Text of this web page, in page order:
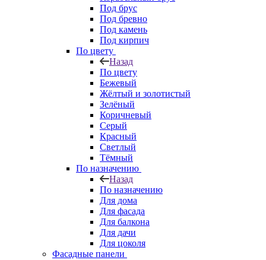
Под брус
Под бревно
Под камень
Под кирпич
По цвету
Назад
По цвету
Бежевый
Жёлтый и золотистый
Зелёный
Коричневый
Серый
Красный
Светлый
Тёмный
По назначению
Назад
По назначению
Для дома
Для фасада
Для балкона
Для дачи
Для цоколя
Фасадные панели